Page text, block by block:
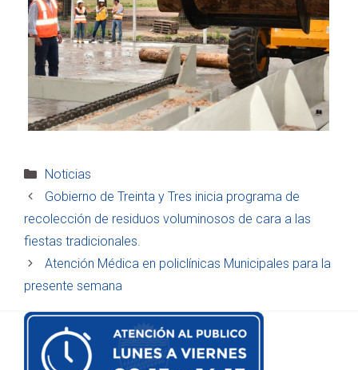
Categorías
Noticias
Gobierno de Treinta y Tres inicia programa de
recolección de residuos voluminosos de cara a las
fiestas tradicionales.
Atención Médica en policlínicas Municipales para la
presente semana